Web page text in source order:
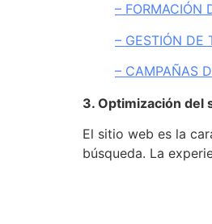
– FORMACIÓN
– GESTIÓN DE
– CAMPAÑAS
3. Optimización del
El sitio web es la
búsqueda. La